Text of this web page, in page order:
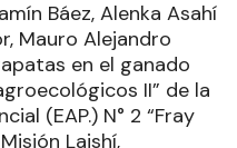
Báez, Alenka Asahí
Mauro Alejandro
en el ganado
II” de la
(EAP.) N° 2 “Fray
Laishí,